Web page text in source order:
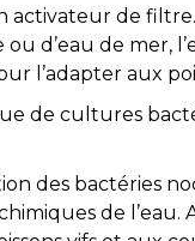
activateur de
d’eau de mer,
l’adapter aux
de cultures
des bactéries
de l’eau.